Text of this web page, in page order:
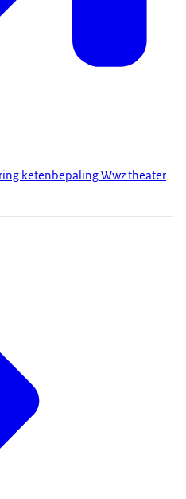
ketenbepaling Wwz theater